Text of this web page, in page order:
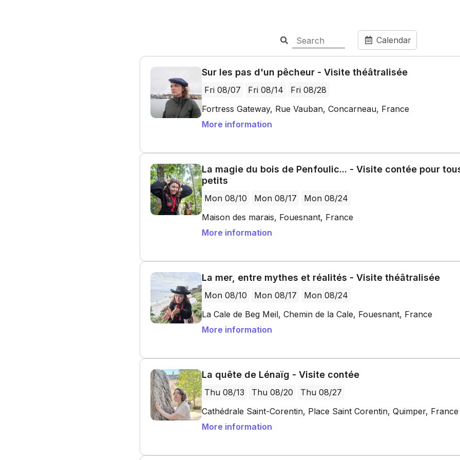
Calendar
Sur les pas d'un pêcheur - Visite théâtralisée
Fri 08/07 Fri 08/14
Fri 08/28
Fortress Gateway, Rue Vauban, Concarneau, France
More information
La magie du bois de Penfoulic... - Visite contée pour
petits
Mon 08/10 Mon 08/17
Mon 08/24
Maison des marais, Fouesnant, France
More information
La mer, entre mythes et réalités - Visite théâtralisée
Mon 08/10 Mon 08/17
Mon 08/24
La Cale de Beg Meil, Chemin de la Cale, Fouesnant, France
More information
La quête de Lénaïg - Visite contée
Thu 08/13 Thu 08/20
Thu 08/27
Cathédrale Saint-Corentin, Place Saint Corentin, Quimper, France
More information